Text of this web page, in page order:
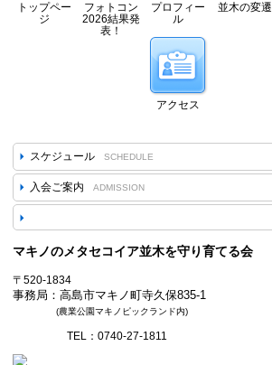
トップペー
ジ
フォトコン
2026結果発
表！
プロフィー
ル
並木の変遷
アクセス
スケジュール SCHEDULE
入会ご案内 ADMISSION
マキノのメタセコイア並木を守り育てる会
〒520-1834
事務局：高島市マキノ町寺久保835-1
(農業公園マキノピックランド内)
TEL：0740-27-1811